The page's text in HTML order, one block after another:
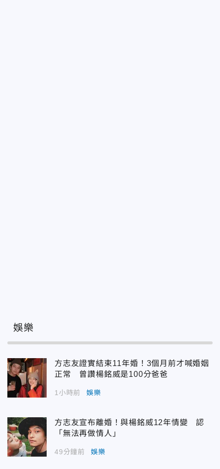
娛樂
方志友證實結束11年婚！3個月前才喊婚姻
正常 曾讚楊銘威是100分爸爸
1小時前 娛樂
方志友宣布離婚！與楊銘威12年情變 認
「無法再做情人」
49分鐘前 娛樂